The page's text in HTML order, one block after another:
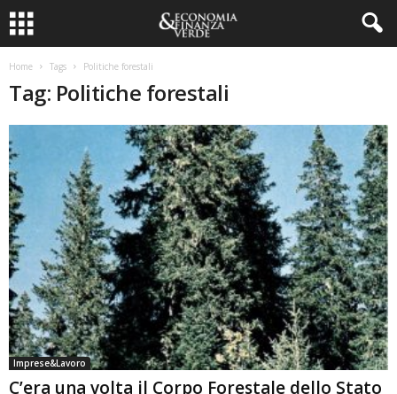
Home Tags Politiche forestali
Tag: Politiche forestali
Imprese&Lavoro
C’era una volta il Corpo Forestale dello Stato